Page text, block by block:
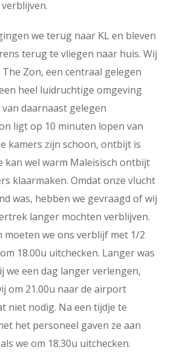
we terug naar KL en bleven
terug te vliegen naar huis. Wij
Zon, een centraal gelegen
heel luidruchtige omgeving
daarnaast gelegen
ligt op 10 minuten lopen van
kamers zijn schoon, ontbijt is
kan wel warm Maleisisch ontbijt
klaarmaken. Omdat onze vlucht
was, hebben we gevraagd of wij
langer mochten verblijven.
moeten we ons verblijf met 1/2
18.00u uitchecken. Langer was
we een dag langer verlengen,
om 21.00u naar de airport
niet nodig. Na een tijdje te
het personeel gaven ze aan
we om 18.30u uitchecken.